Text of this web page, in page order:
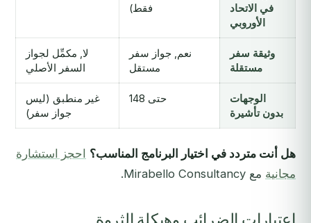
في الاتحاد
الأوروبي
فقط)
وثيقة سفر
مستقلة
نعم, جواز سفر
مستقل
لا, مكمِّل لجواز
السفر الأصلي
الوجهات
بدون تأشيرة
حتى 148
غير منطبق (ليس
جواز سفر)
هل أنت متردد في اختيار البرنامج المناسب؟ احجز استشارة
مجانية مع Mirabello Consultancy.